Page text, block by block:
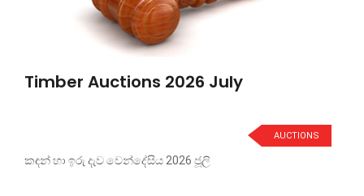
Timber Auctions 2026 July
AUCTIONS
කඳන් හා ඉරු දැව වෙන්දේසිය 2026 ජූලි